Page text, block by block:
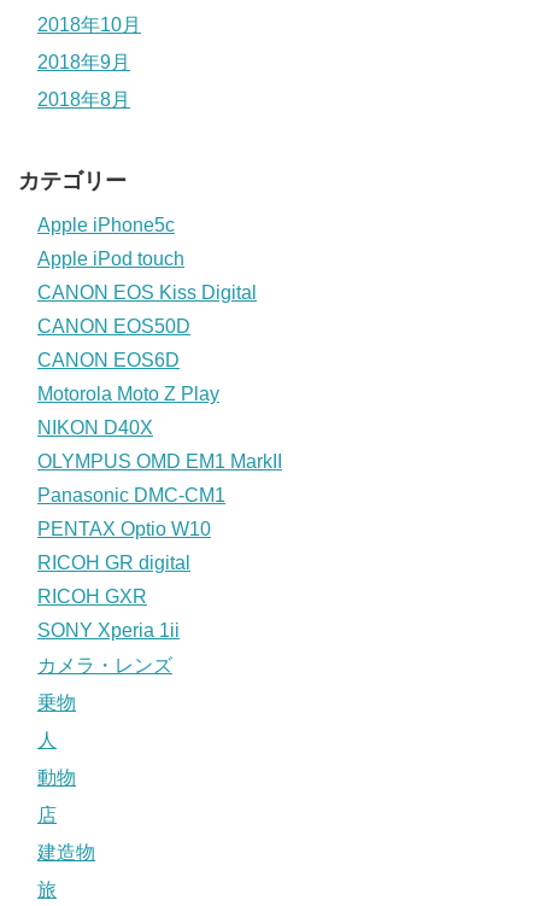
2018年10月
2018年9月
2018年8月
カテゴリー
Apple iPhone5c
Apple iPod touch
CANON EOS Kiss Digital
CANON EOS50D
CANON EOS6D
Motorola Moto Z Play
NIKON D40X
OLYMPUS OMD EM1 MarkII
Panasonic DMC-CM1
PENTAX Optio W10
RICOH GR digital
RICOH GXR
SONY Xperia 1ii
カメラ・レンズ
乗物
人
動物
店
建造物
旅